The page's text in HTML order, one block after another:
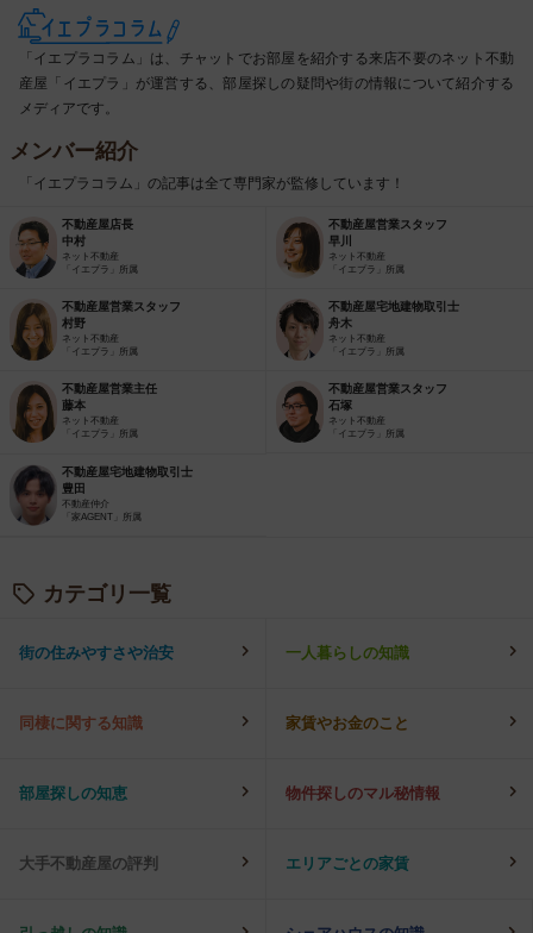
「イエプラコラム」は、チャットでお部屋を紹介する来店不要のネット不動
産屋「イエプラ」が運営する、部屋探しの疑問や街の情報について紹介する
メディアです。
メンバー紹介
「イエプラコラム」の記事は全て専門家が監修しています！
不動産屋店長
中村
ネット不動産
「イエプラ」所属
不動産屋営業スタッフ
早川
ネット不動産
「イエプラ」所属
不動産屋営業スタッフ
村野
ネット不動産
「イエプラ」所属
不動産屋宅地建物取引士
舟木
ネット不動産
「イエプラ」所属
不動産屋営業主任
藤本
ネット不動産
「イエプラ」所属
不動産屋営業スタッフ
石塚
ネット不動産
「イエプラ」所属
不動産屋宅地建物取引士
豊田
不動産仲介
「家AGENT」所属
カテゴリ一覧
街の住みやすさや治安 一人暮らしの知識
同棲に関する知識 家賃やお金のこと
部屋探しの知恵 物件探しのマル秘情報
大手不動産屋の評判 エリアごとの家賃